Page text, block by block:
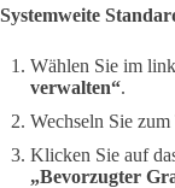
Systemweite
Wählen Sie im
verwalten“.
Wechseln Sie zum
Klicken Sie auf
„Bevorzugter